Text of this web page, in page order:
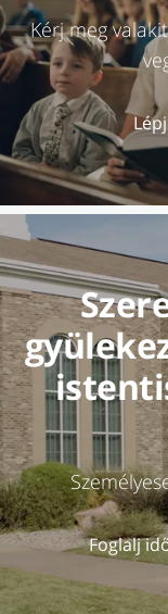
Kérj meg
Foglalj